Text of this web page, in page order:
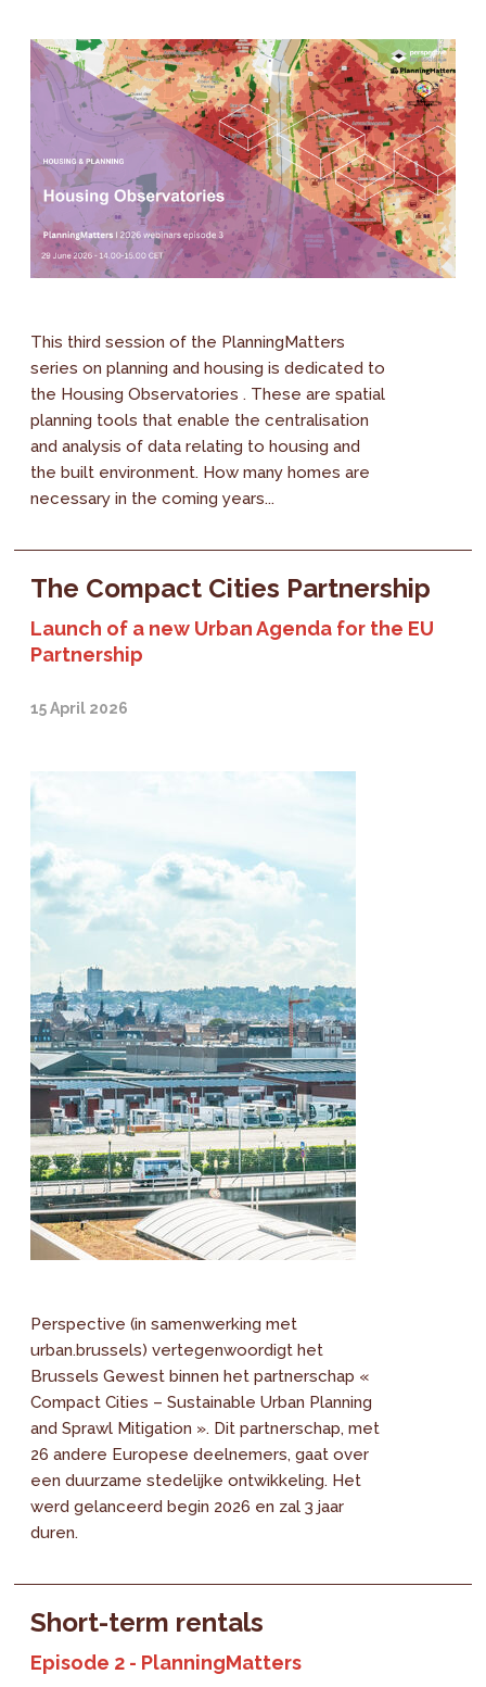
This third session of the PlanningMatters
series on planning and housing is dedicated to
the Housing Observatories . These are spatial
planning tools that enable the centralisation
and analysis of data relating to housing and
the built environment. How many homes are
necessary in the coming years...
The Compact Cities Partnership
Launch of a new Urban Agenda for the EU
Partnership
15 April 2026
Perspective (in samenwerking met
urban.brussels) vertegenwoordigt het
Brussels Gewest binnen het partnerschap «
Compact Cities – Sustainable Urban Planning
and Sprawl Mitigation ». Dit partnerschap, met
26 andere Europese deelnemers, gaat over
een duurzame stedelijke ontwikkeling. Het
werd gelanceerd begin 2026 en zal 3 jaar
duren.
Short-term rentals
Episode 2 - PlanningMatters